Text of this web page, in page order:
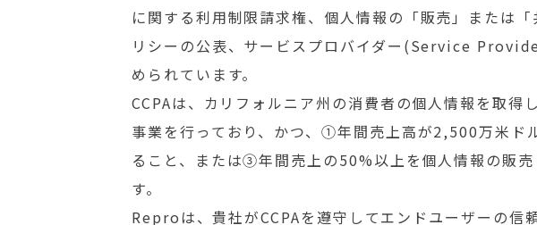
に関する利用制限請求権、個人情報の「販売」または
リシーの公表、サービスプロバイダー(Service
められています。
CCPAは、カリフォルニア州の消費者の個人情報を取
事業を行っており、かつ、①年間売上高が2,500万米ド
ること、または③年間売上の50%以上を個人情報の販
す。
Reproは、貴社がCCPAを遵守してエンドユーザーの